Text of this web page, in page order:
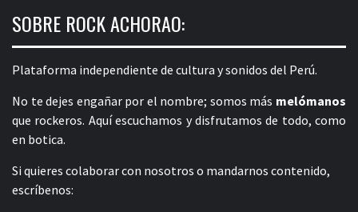
SOBRE ROCK ACHORAO:
Plataforma independiente de cultura y sonidos del Perú.
No te dejes engañar por el nombre; somos más melómanos
que rockeros. Aquí escuchamos y disfrutamos de todo, como
en botica.
Si quieres colaborar con nosotros o mandarnos contenido,
escríbenos: